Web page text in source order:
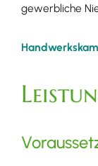
gewerbliche